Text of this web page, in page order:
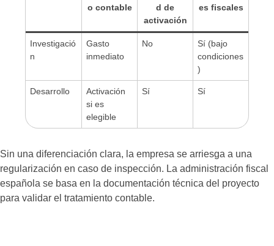
o contable
d de
activación
es fiscales
Investigació
n
Gasto
inmediato
No
Sí (bajo
condiciones
)
Desarrollo
Activación
si es
elegible
Sí Sí
Sin una diferenciación clara, la empresa se arriesga a una
regularización en caso de inspección. La administración fiscal
española se basa en la documentación técnica del proyecto
para validar el tratamiento contable.